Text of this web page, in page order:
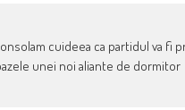
cuideea ca partidul va fi
unei noi aliante de dormitor